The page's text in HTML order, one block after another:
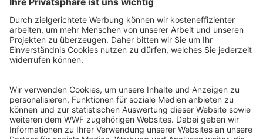
WWF Deutschland
Reinhardtstr. 18
10117 Berlin
Ihre Spende kann steuerlich geltend gemacht werden
Registriert als Stiftung WWF Deutschland, Senatsverwaltung für
Justiz Berlin, Az: 3416/976/2